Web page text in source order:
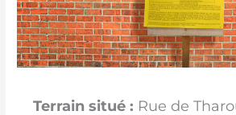
Terrain situé : Rue de